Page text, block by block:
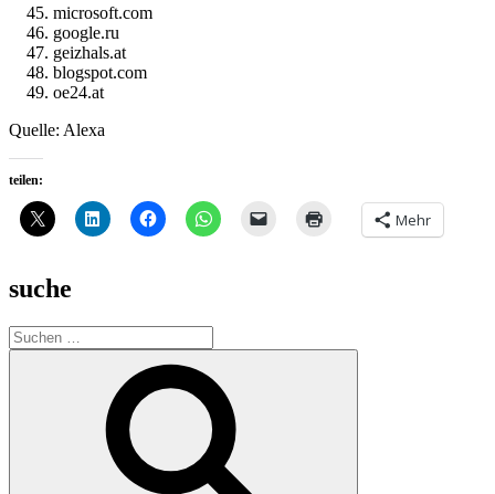
microsoft.com
google.ru
geizhals.at
blogspot.com
oe24.at
Quelle: Alexa
teilen:
Mehr
suche
Suche
nach: